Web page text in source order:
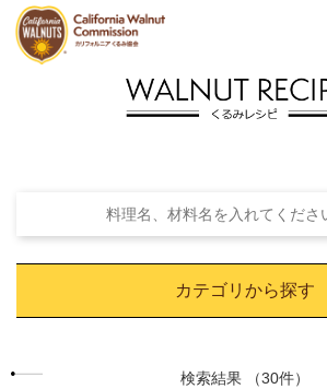
カテゴリから探す
検索結果 （30件）